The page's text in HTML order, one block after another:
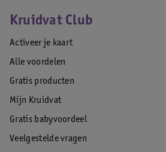
Kruidvat Club
Activeer je kaart
Alle voordelen
Gratis producten
Mijn Kruidvat
Gratis babyvoordeel
Veelgestelde vragen